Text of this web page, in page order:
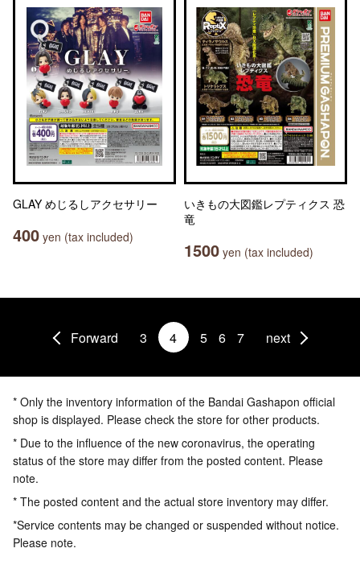
GLAY めじるしアクセサリー
400 yen (tax included)
いきもの大図鑑レプティクス 恐
竜
1500 yen (tax included)
Forward 3 4 5 6 7 next
* Only the inventory information of the Bandai Gashapon official
shop is displayed. Please check the store for other products.
* Due to the influence of the new coronavirus, the operating
status of the store may differ from the posted content. Please
note.
* The posted content and the actual store inventory may differ.
*Service contents may be changed or suspended without notice.
Please note.